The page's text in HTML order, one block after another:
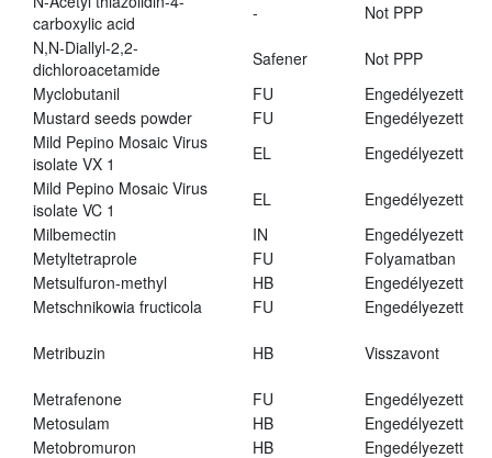
carboxylic acid
-
Not PPP
N,N-Diallyl-2,2-
dichloroacetamide
Safener
Not PPP
Myclobutanil
FU
Engedélyezett
Mustard seeds powder
FU
Engedélyezett
Mild Pepino Mosaic Virus
isolate VX 1
EL
Engedélyezett
Mild Pepino Mosaic Virus
isolate VC 1
EL
Engedélyezett
Milbemectin
IN
Engedélyezett
Metyltetraprole
FU
Folyamatban
Metsulfuron-methyl
HB
Engedélyezett
Metschnikowia fructicola
FU Engedélyezett
Metribuzin HB Visszavont
Metrafenone FU
Engedélyezett
Metosulam
HB
Engedélyezett
Metobromuron
HB Engedélyezett